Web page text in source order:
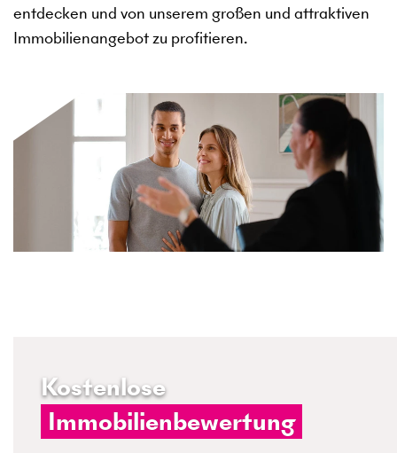
entdecken und von unserem großen und attraktiven
Immobilienangebot zu profitieren.
Kostenlose
Immobilienbewertung